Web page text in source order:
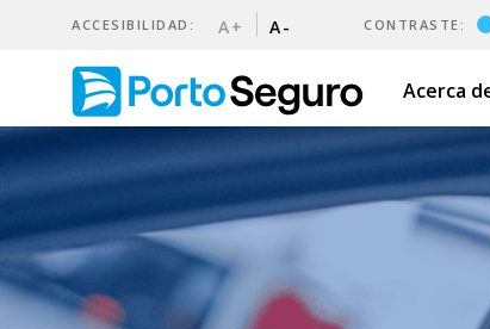
ACCESIBILIDAD: A+ A- CONTRASTE:
Acerca
Condiciones generales -